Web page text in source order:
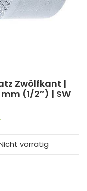
Zwölfkant |
(1/2″) | SW
vorrätig